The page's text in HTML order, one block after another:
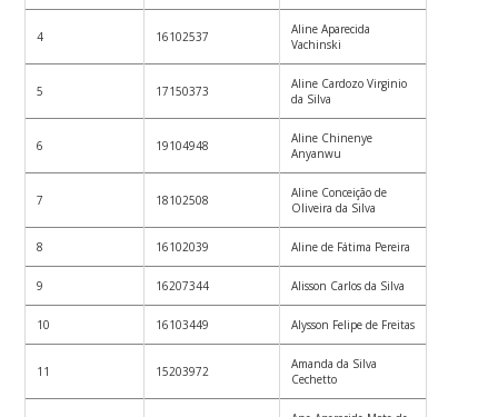
4 16102537
Aline Aparecida
Vachinski
5 17150373
Aline Cardozo Virginio
da Silva
6 19104948
Aline Chinenye
Anyanwu
7 18102508
Aline Conceição de
Oliveira da Silva
8 16102039 Aline de Fátima Pereira
9 16207344 Alisson Carlos da Silva
10 16103449 Alysson Felipe de Freitas
11 15203972
Amanda da Silva
Cechetto